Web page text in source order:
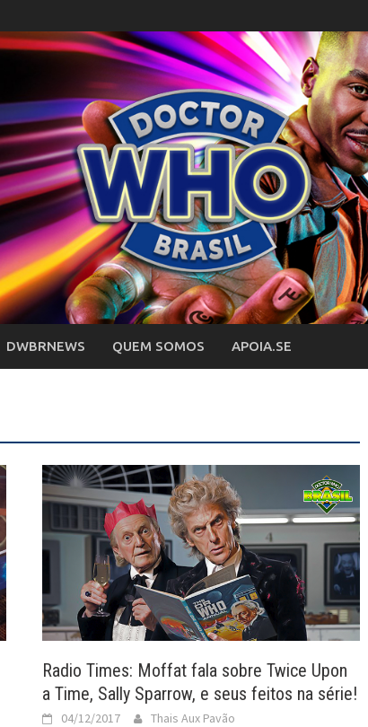
DWBRNEWS QUEM SOMOS APOIA.SE
Radio Times: Moffat fala sobre Twice Upon
a Time, Sally Sparrow, e seus feitos na série!
04/12/2017 Thais Aux Pavão